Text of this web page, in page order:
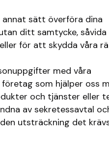
sätt överföra dina
ditt samtycke, såvida
för att skydda våra
med våra
som hjälper oss
och tjänster eller
av sekretessavtal
utsträckning det